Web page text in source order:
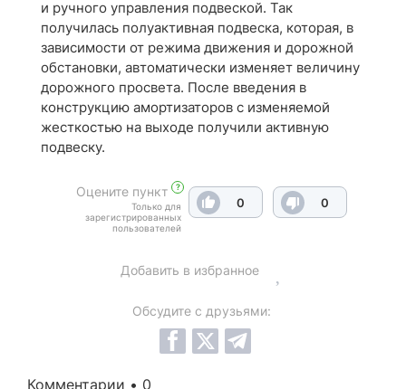
и ручного управления подвеской. Так
получилась полуактивная подвеска, которая, в
зависимости от режима движения и дорожной
обстановки, автоматически изменяет величину
дорожного просвета. После введения в
конструкцию амортизаторов с изменяемой
жесткостью на выходе получили активную
подвеску.
Оцените пункт ?
Только для
зарегистрированных
пользователей
0 0
Добавить в избранное
Обсудите с друзьями:
Комментарии • 0